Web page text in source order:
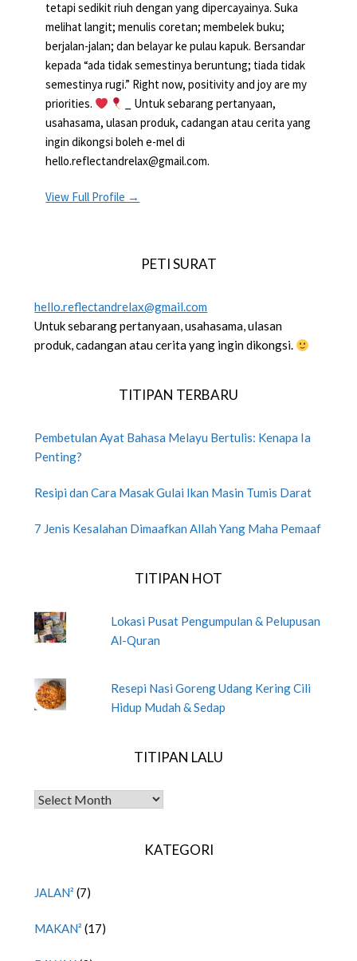
tetapi sedikit riuh dengan yang dipercayainya. Suka
melihat langit; menulis coretan; membelek buku;
berjalan-jalan; dan belayar ke pulau kapuk. Bersandar
kepada “ada tidak semestinya beruntung; tiada tidak
semestinya rugi.” Right now, positivity and joy are my
priorities.
_ Untuk sebarang pertanyaan,
usahasama, ulasan produk, cadangan atau cerita yang
ingin dikongsi boleh e-mel di
hello.reflectandrelax@gmail.com.
View Full Profile →
PETI SURAT
hello.reflectandrelax@gmail.com
Untuk sebarang pertanyaan, usahasama, ulasan
produk, cadangan atau cerita yang ingin dikongsi.
TITIPAN TERBARU
Pembetulan Ayat Bahasa Melayu Bertulis: Kenapa Ia
Penting?
Resipi dan Cara Masak Gulai Ikan Masin Tumis Darat
7 Jenis Kesalahan Dimaafkan Allah Yang Maha Pemaaf
TITIPAN HOT
Lokasi Pusat Pengumpulan & Pelupusan
Al-Quran
Resepi Nasi Goreng Udang Kering Cili
Hidup Mudah & Sedap
TITIPAN LALU
TITIPAN LALU
KATEGORI
JALAN² (7)
MAKAN² (17)